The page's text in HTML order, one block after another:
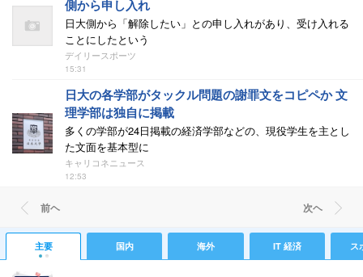
側から申し入れ
日大側から「解除したい」との申し入れがあり、受け入れる
ことにしたという
デイリースポーツ
15:31
日大の各学部がタックル問題の謝罪文をコピペか 文
理学部は独自に掲載
多くの学部が24日掲載の経済学部などの、現役学生を主とし
た文面を基本型に
キャリコネニュース
12:53
前ヘ 次ヘ
主要 国内 海外 IT 経済 ス